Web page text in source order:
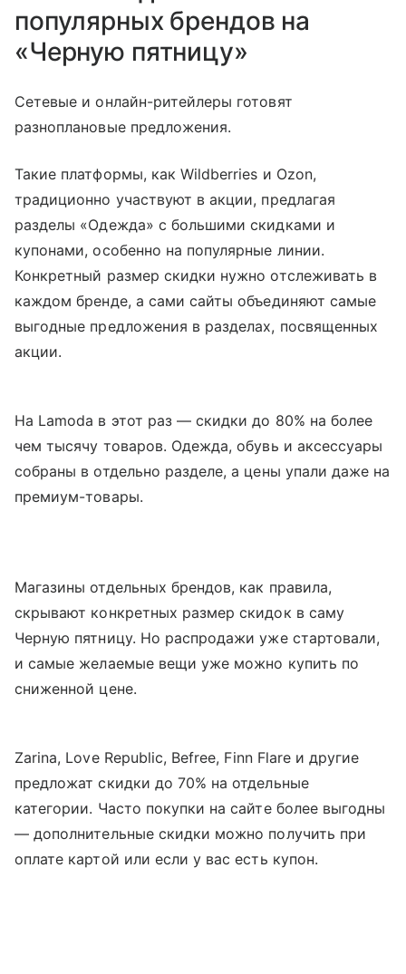
популярных брендов на
«Черную пятницу»
Сетевые и онлайн-ритейлеры готовят
разноплановые предложения.
Такие платформы, как Wildberries и Ozon,
традиционно участвуют в акции, предлагая
разделы «Одежда» с большими скидками и
купонами, особенно на популярные линии.
Конкретный размер скидки нужно отслеживать в
каждом бренде, а сами сайты объединяют самые
выгодные предложения в разделах, посвященных
акции.
На Lamoda в этот раз — скидки до 80% на более
чем тысячу товаров. Одежда, обувь и аксессуары
собраны в отдельно разделе, а цены упали даже на
премиум-товары.
Магазины отдельных брендов, как правила,
скрывают конкретных размер скидок в саму
Черную пятницу. Но распродажи уже стартовали,
и самые желаемые вещи уже можно купить по
сниженной цене.
Zarina, Love Republic, Befree, Finn Flare и другие
предложат скидки до 70% на отдельные
категории. Часто покупки на сайте более выгодны
— дополнительные скидки можно получить при
оплате картой или если у вас есть купон.